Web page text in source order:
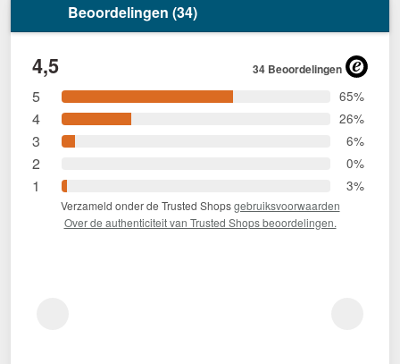
Beoordelingen (34)
4,5 34 Beoordelingen
5 65%
4 26%
3 6%
2 0%
1 3%
Verzameld onder de Trusted Shopsgebruiksvoorwaarden
Over de authenticiteit van Trusted Shops beoordelingen.